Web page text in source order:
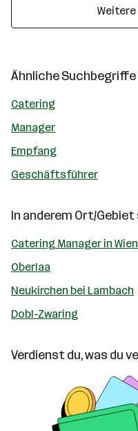
Ähnliche Suchbegriffe
Catering
Manager
Empfang
Geschäftsführer
In anderem Ort/
Catering Manager in Wien
Oberlaa
Neukirchen bei Lambach
Dobl-Zwaring
Verdienst du, was du